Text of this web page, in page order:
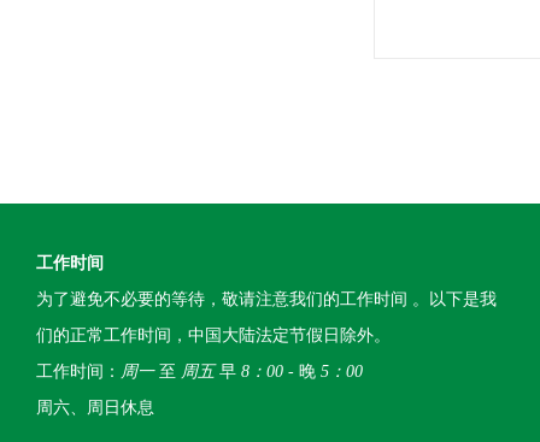
工作时间
为了避免不必要的等待，敬请注意我们的工作时间 。以下是我
们的正常工作时间，中国大陆法定节假日除外。
工作时间： 周一至 周五早 8：00 - 晚 5：00
周六、周日休息